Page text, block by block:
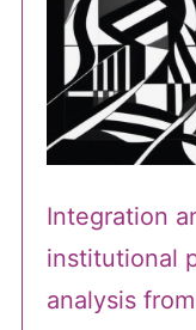
Integration
institutional
analysis